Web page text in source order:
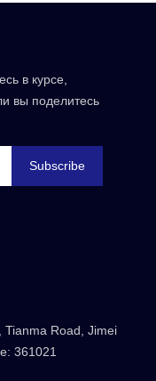
в курсе,
вы поделитесь
Subscribe
Tianma Road, Jimei
361021